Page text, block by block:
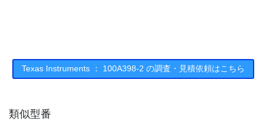
Texas Instruments ： 100A398-2 の調査・見積依頼はこちら
類似型番